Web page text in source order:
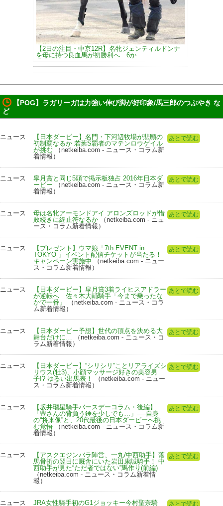
【2日の注目・中京12R】名牝ジェンティルドンナ
を母に持つ良血馬が初勝利へ 6か
【POG】ラガリーガは力強い伸び脚が好印象/馬三郎のつぶやき な
ど
ニュース
【日本ダービー】名門・下河辺牧場が悲願の
初制覇なるか 若葉S覇者のマテンロウゲイル
が挑む （netkeiba.com - ニュース・コラム新
着情報）
あとで読む
ニュース
皐月賞と同じ5頭で掲示板独占 2016年日本ダ
ービー （netkeiba.com - ニュース・コラム新
着情報）
あとで読む
ニュース
母は名牝アーモンドアイ アロンズロッドが惜
敗続きに終止符なるか （netkeiba.com - ニュ
ース・コラム新着情報）
あとで読む
ニュース
【プレゼント】ウマ娘「7th EVENT in
TOKYO 」イベント配信チケットが当たる！
キャンペーン実施中 （netkeiba.com - ニュー
ス・コラム新着情報）
あとで読む
ニュース
【日本ダービー】皐月賞3着ライヒスアドラー
が逆転へ 佐々木大輔騎手「今まで乗ったな
かで一番」
（netkeiba.com - ニュース・コラ
ム新着情報）
あとで読む
ニュース
【日本ダービー予想】世代の頂点を決める大
舞台だけに…
（netkeiba.com - ニュース・コ
ラム新着情報）
あとで読む
ニュース
【日本ダービー】“シリシリ”ことリアライズシ
リウス(牡3)、小顔マッサージ好きの美容男
子!? ゆるい出馬表！
（netkeiba.com - ニュー
ス・コラム新着情報）
あとで読む
ニュース
【坂井瑠星騎手バースデーコラム・後編】
「豊さんの背負う錘を少しでも…」──自身
の“将来像”と、20代最後の日本ダービーへ挑
む覚悟 （netkeiba.com - ニュース・コラム新
着情報）
あとで読む
ニュース
【アスクエジンバラ陣営、一丸/中西助手】落
馬骨折の翌日に厩舎にいた岩田康誠騎手！ 中
西助手が見た“ただ者ではない”馬作り(前編)
（netkeiba.com - ニュース・コラム新着情
報）
あとで読む
ニュース
JRA女性騎手初のG1ジョッキー今村聖奈騎
あとで読む